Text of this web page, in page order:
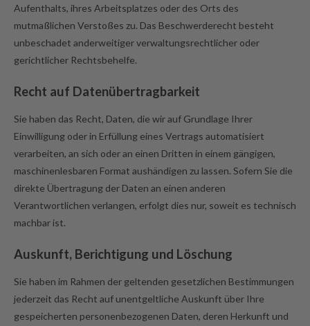
Aufenthalts, ihres Arbeitsplatzes oder des Orts des
mutmaßlichen Verstoßes zu. Das Beschwerderecht besteht
unbeschadet anderweitiger verwaltungsrechtlicher oder
gerichtlicher Rechtsbehelfe.
Recht auf Daten­übertrag­barkeit
Sie haben das Recht, Daten, die wir auf Grundlage Ihrer
Einwilligung oder in Erfüllung eines Vertrags automatisiert
verarbeiten, an sich oder an einen Dritten in einem gängigen,
maschinenlesbaren Format aushändigen zu lassen. Sofern Sie die
direkte Übertragung der Daten an einen anderen
Verantwortlichen verlangen, erfolgt dies nur, soweit es technisch
machbar ist.
Auskunft, Berichtigung und Löschung
Sie haben im Rahmen der geltenden gesetzlichen Bestimmungen
jederzeit das Recht auf unentgeltliche Auskunft über Ihre
gespeicherten personenbezogenen Daten, deren Herkunft und